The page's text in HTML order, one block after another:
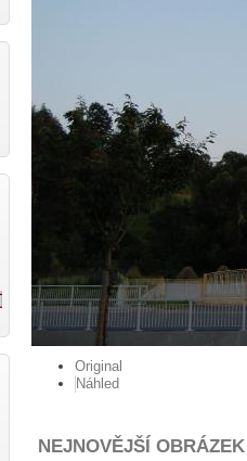
Original
Náhled
NEJNOVĚJŠÍ OBRÁZEK